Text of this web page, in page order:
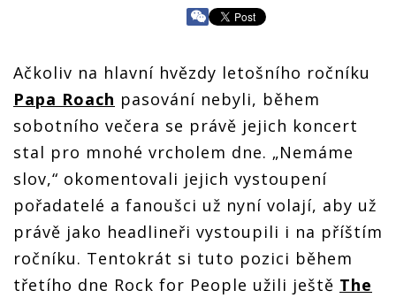
Ačkoliv na hlavní hvězdy letošního ročníku
Papa Roach pasování nebyli, během
sobotního večera se právě jejich koncert
stal pro mnohé vrcholem dne. „Nemáme
slov,“ okomentovali jejich vystoupení
pořadatelé a fanoušci už nyní volají, aby už
právě jako headlineři vystoupili i na příštím
ročníku. Tentokrát si tuto pozici během
třetího dne Rock for People užili ještě The